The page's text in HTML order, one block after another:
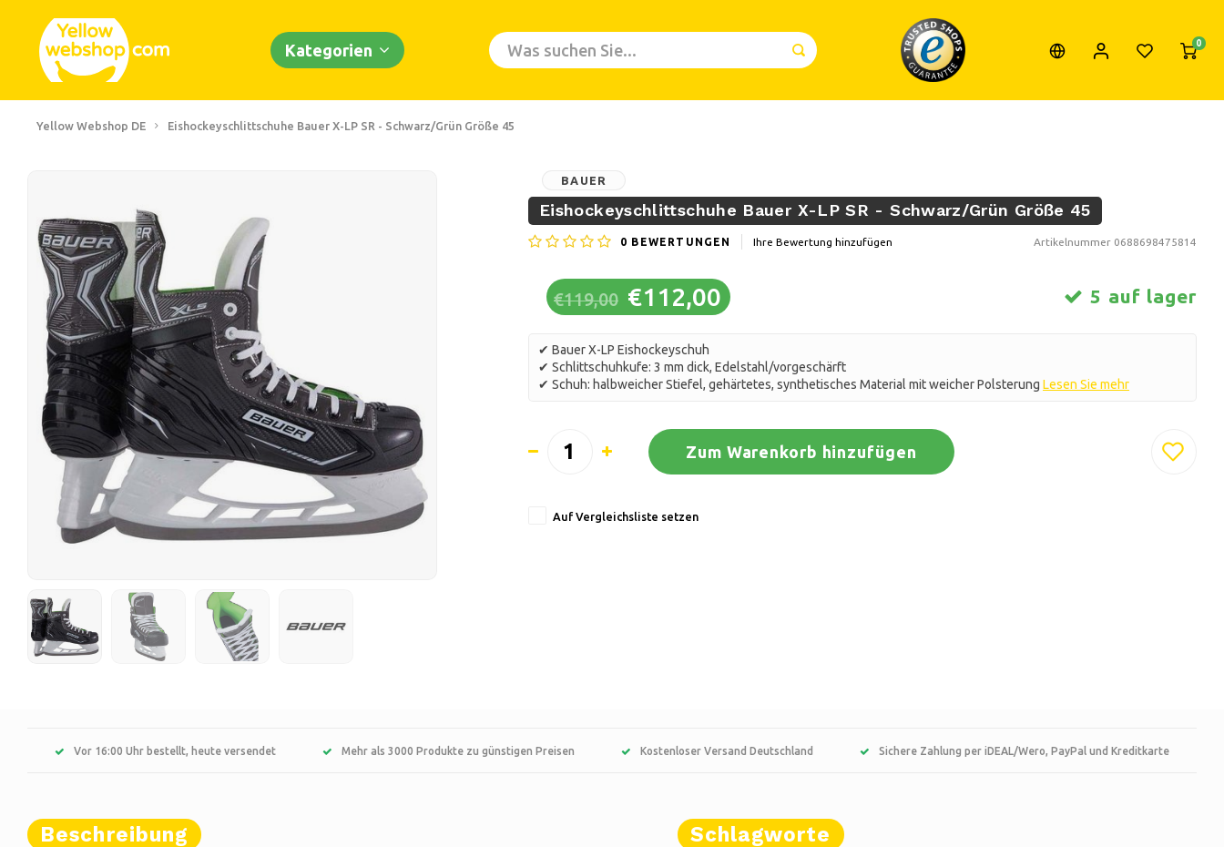
Kategorien 0
Yellow Webshop DE Eishockeyschlittschuhe Bauer X-LP SR - Schwarz/Grün Größe 45
BAUER
Eishockeyschlittschuhe Bauer X-LP SR - Schwarz/Grün Größe 45
0 BEWERTUNGEN Ihre Bewertung hinzufügen Artikelnummer 0688698475814
€119,00 €112,00 5 auf lager
✔ Bauer X-LP Eishockeyschuh
✔ Schlittschuhkufe: 3 mm dick, Edelstahl/vorgeschärft
✔ Schuh: halbweicher Stiefel, gehärtetes, synthetisches Material mit weicher Polsterung Lesen Sie mehr
Zum Warenkorb hinzufügen
Auf Vergleichsliste setzen
Vor 16:00 Uhr bestellt, heute versendet Mehr als 3000 Produkte zu günstigen Preisen Kostenloser Versand Deutschland Sichere Zahlung per iDEAL/Wero, PayPal und Kreditkarte
Beschreibung Schlagworte